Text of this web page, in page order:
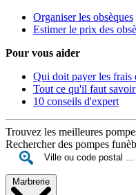
Organiser les obsèques
Estimer le prix des
Pour vous aider
Qui doit payer les frais
Tout ce qu'il faut
10 conseils d'expert
Trouvez les meilleures
Rechercher des pompes
Marbrerie